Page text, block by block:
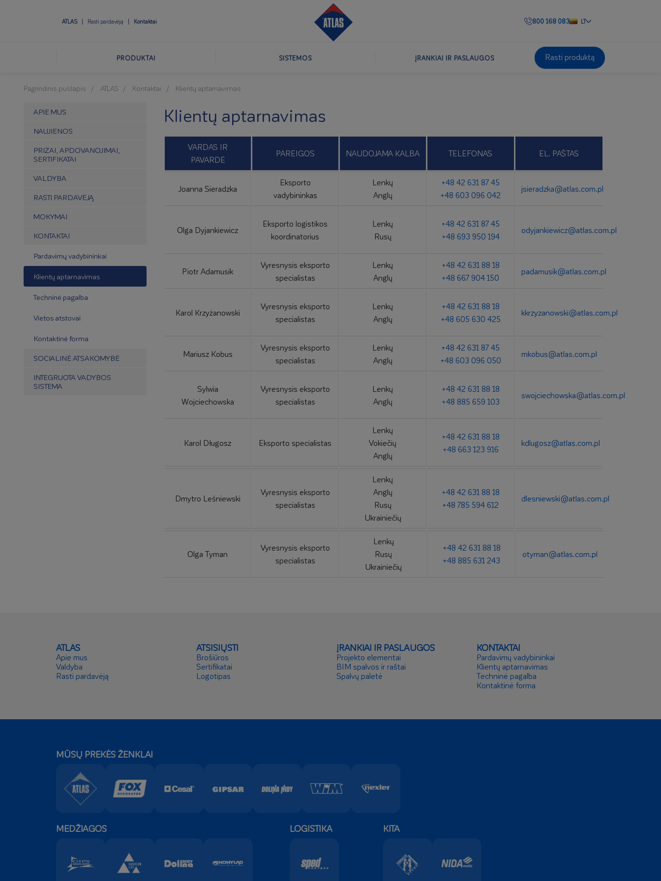
ATLAS Rasti pardavėją Kontaktai 800 168 083 LT
PRODUKTAI SISTEMOS ĮRANKIAI IR PASLAUGOS Rasti produktą
Pagrindinis puslapis ATLAS Kontaktai Klientų aptarnavimas
APIE MUS
NAUJIENOS
PRIZAI, APDOVANOJIMAI,
SERTIFIKATAI
VALDYBA
RASTI PARDAVĖJĄ
MOKYMAI
KONTAKTAI
Pardavimų vadybininkai
Klientų aptarnavimas
Techninė pagalba
Vietos atstovai
Kontaktinė forma
SOCIALINĖ ATSAKOMYBĖ
INTEGRUOTA VADYBOS
SISTEMA
Klientų aptarnavimas
VARDAS IR
PAVARDĖ
PAREIGOS NAUDOJAMA KALBA TELEFONAS EL. PAŠTAS
Joanna Sieradzka
Eksporto
vadybininkas
Lenkų
Anglų
+48 42 631 87 45
+48 603 096 042
jsieradzka@atlas.com.pl
Olga Dyjankiewicz
Eksporto logistikos
koordinatorius
Lenkų
Rusų
+48 42 631 87 45
+48 693 950 194
odyjankiewicz@atlas.com.pl
Piotr Adamusik
Vyresnysis eksporto
specialistas
Lenkų
Anglų
+48 42 631 88 18
+48 667 904 150
padamusik@atlas.com.pl
Karol Krzyżanowski
Vyresnysis eksporto
specialistas
Lenkų
Anglų
+48 42 631 88 18
+48 605 630 425
kkrzyzanowski@atlas.com.pl
Mariusz Kobus
Vyresnysis eksporto
specialistas
Lenkų
Anglų
+48 42 631 87 45
+48 603 096 050
mkobus@atlas.com.pl
Sylwia
Wojciechowska
Vyresnysis eksporto
specialistas
Lenkų
Anglų
+48 42 631 88 18
+48 885 659 103
swojciechowska@atlas.com.pl
Karol Długosz Eksporto specialistas
Lenkų
Vokiečių
Anglų
+48 42 631 88 18
+48 663 123 916
kdlugosz@atlas.com.pl
Dmytro Leśniewski
Vyresnysis eksporto
specialistas
Lenkų
Anglų
Rusų
Ukrainiečių
+48 42 631 88 18
+48 785 594 612
dlesniewski@atlas.com.pl
Olga Tyman
Vyresnysis eksporto
specialistas
Lenkų
Rusų
Ukrainiečių
+48 42 631 88 18
+48 885 631 243
otyman@atlas.com.pl
ATLAS
Apie mus
Valdyba
Rasti pardavėją
ATSISIŲSTI
Brošiūros
Sertifikatai
Logotipas
ĮRANKIAI IR PASLAUGOS
Projekto elementai
BIM spalvos ir raštai
Spalvų paletė
KONTAKTAI
Pardavimų vadybininkai
Klientų aptarnavimas
Techninė pagalba
Kontaktinė forma
MŪSŲ PREKĖS ŽENKLAI
MEDŽIAGOS LOGISTIKA KITA